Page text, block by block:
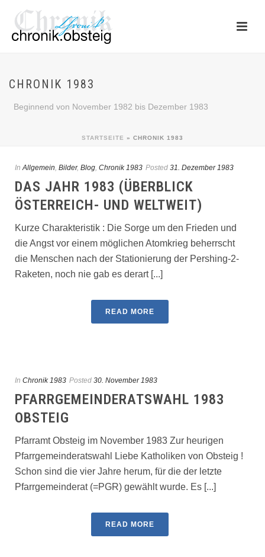
CHRONIK 1983
Beginnend von November 1982 bis Dezember 1983
STARTSEITE » CHRONIK 1983
In Allgemein, Bilder, Blog, Chronik 1983 Posted 31. Dezember 1983
DAS JAHR 1983 (ÜBERBLICK
ÖSTERREICH- UND WELTWEIT)
Kurze Charakteristik : Die Sorge um den Frieden und
die Angst vor einem möglichen Atomkrieg beherrscht
die Menschen nach der Stationierung der Pershing-2-
Raketen, noch nie gab es derart [...]
READ MORE
In Chronik 1983 Posted 30. November 1983
PFARRGEMEINDERATSWAHL 1983
OBSTEIG
Pfarramt Obsteig im November 1983 Zur heurigen
Pfarrgemeinderatswahl Liebe Katholiken von Obsteig !
Schon sind die vier Jahre herum, für die der letzte
Pfarrgemeinde­rat (=PGR) gewählt wurde. Es [...]
READ MORE